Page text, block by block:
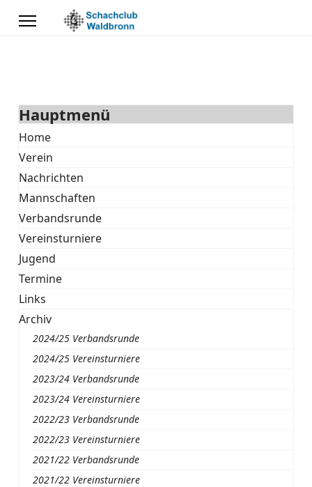
Hauptmenü
Home
Verein
Nachrichten
Mannschaften
Verbandsrunde
Vereinsturniere
Jugend
Termine
Links
Archiv
2024/25 Verbandsrunde
2024/25 Vereinsturniere
2023/24 Verbandsrunde
2023/24 Vereinsturniere
2022/23 Verbandsrunde
2022/23 Vereinsturniere
2021/22 Verbandsrunde
2021/22 Vereinsturniere